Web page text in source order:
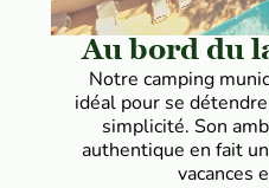
Au bord du
Notre camping
idéal pour se
simplicité. Son
authentique en fait
vacances